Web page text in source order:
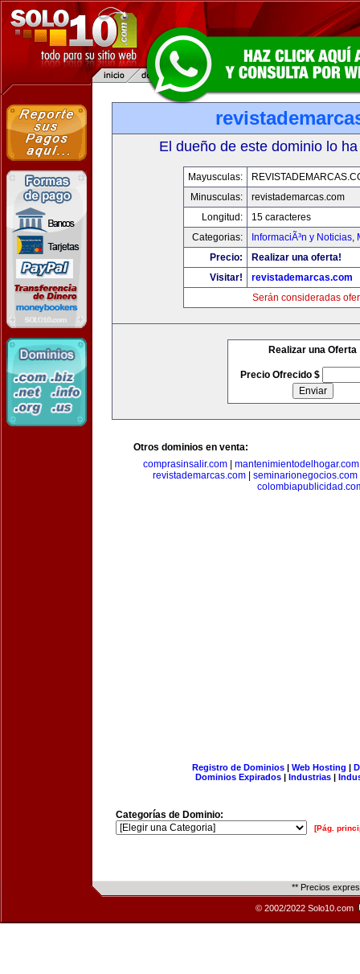
El dueño de este dominio lo
Mayusculas:
Minusculas:
revistademarcas.com
Longitud:
15 caracteres
Categorias:
InformaciÃ³n y Noticias,
Precio:
Realizar una oferta!
Visitar!
revistademarcas.com
Serán consideradas
Realizar una Oferta
Precio Ofrecido $
Otros dominios en venta:
comprasinsalir.com
mantenimientodelhogar.com
revistademarcas.com
seminarionegocios.com
Registro de Dominios| Web Hosting |
Dominios Expirados | Industrias |
Categorías de Dominio:
[Pág.
** Precios
© 2002/2022 Solo10.com